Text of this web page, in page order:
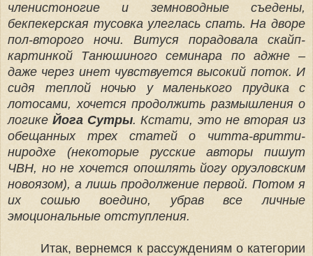
членистоногие и земноводные съедены,
бекпекерская тусовка улеглась спать. На дворе
пол-второго ночи. Витуся порадовала скайп-
картинкой Танюшиного семинара по аджне –
даже через инет чувствуется высокий поток. И
сидя теплой ночью у маленького прудика с
лотосами, хочется продолжить размышления о
логикеЙога Сутры. Кстати, это не вторая из
обещанных трех статей о читта-вритти-
ниродхе (некоторые русские авторы пишут
ЧВН, но не хочется опошлять йогу оруэловским
новоязом), а лишь продолжение первой. Потом я
их сошью воедино, убрав все личные
эмоциональные отступления.
Итак, вернемся к рассуждениям о категории